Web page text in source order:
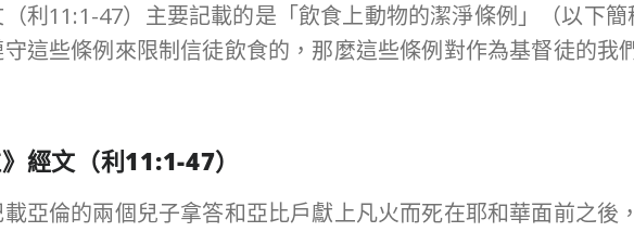
利11:1-47）主要記載的是「飲食上動物的潔淨條例」（以下
這些條例來限制信徒飲食的，那麼這些條例對作為基督徒的我
經文（利11:1-47）
亞倫的兩個兒子拿答和亞比戶獻上凡火而死在耶和華面前之後